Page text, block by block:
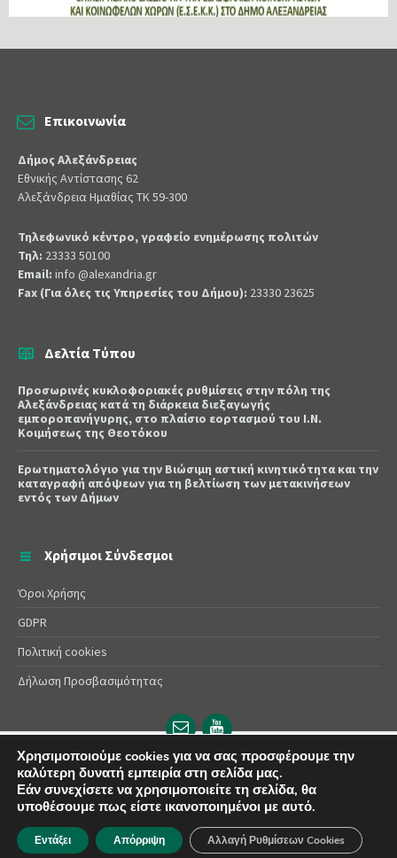
Επικοινωνία
Δήμος Αλεξάνδρειας
Εθνικής Αντίστασης 62
Αλεξάνδρεια Ημαθίας ΤΚ 59-300
Τηλεφωνικό κέντρο, γραφείο ενημέρωσης πολιτών
Τηλ: 23333 50100
Email: info @alexandria.gr
Fax (Για όλες τις Υπηρεσίες του Δήμου): 23330 23625
Δελτία Τύπου
Προσωρινές κυκλοφοριακές ρυθμίσεις στην πόλη της
Αλεξάνδρειας κατά τη διάρκεια διεξαγωγής
εμποροπανήγυρης, στο πλαίσιο εορτασμού του Ι.Ν.
Κοιμήσεως της Θεοτόκου
Ερωτηματολόγιο για την Βιώσιμη αστική κινητικότητα και την
καταγραφή απόψεων για τη βελτίωση των μετακινήσεων
εντός των Δήμων
Χρήσιμοι Σύνδεσμοι
Όροι Χρήσης
GDPR
Πολιτική cookies
Δήλωση Προσβασιμότητας
Email
url
YouTube
url
© 2025 Δήμος Αλεξάνδρειας | Powered byApogee
Χρησιμοποιούμε cookies για να σας προσφέρουμε την
καλύτερη δυνατή εμπειρία στη σελίδα μας.
Εάν συνεχίσετε να χρησιμοποιείτε τη σελίδα, θα
υποθέσουμε πως είστε ικανοποιημένοι με αυτό.
Εντάξει Απόρριψη Αλλαγή Ρυθμίσεων Cookies